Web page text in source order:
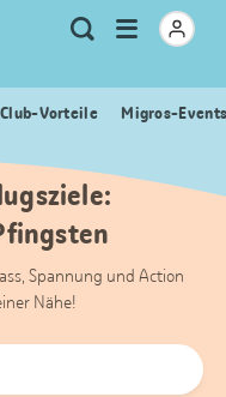
Meta
Navigation
Suche
Menu
öffnen
Club-Vorteile Migros-
Spannung und Action
Nähe!